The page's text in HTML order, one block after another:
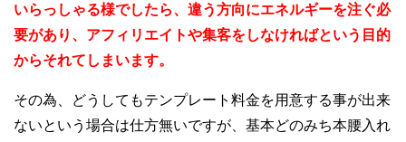
いらっしゃる様でしたら、違う方向にエネルギーを注ぐ必
要があり、アフィリエイトや集客をしなければという目的
からそれてしまいます。
その為、どうしてもテンプレート料金を用意する事が出来
ないという場合は仕方無いですが、基本どのみち本腰入れ